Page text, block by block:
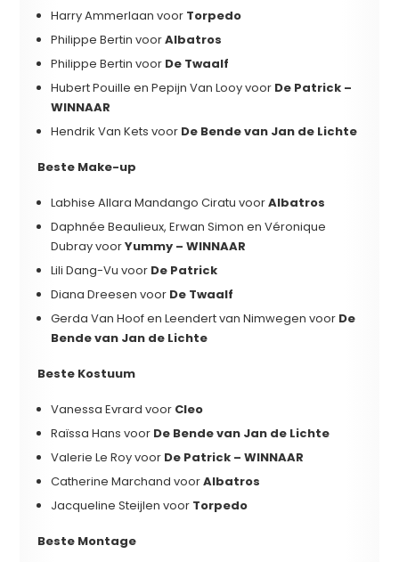
Harry Ammerlaan voor Torpedo
Philippe Bertin voorAlbatros
Philippe Bertin voor De Twaalf
Hubert Pouille en Pepijn Van Looy voor De Patrick –
WINNAAR
Hendrik Van Kets voor De Bende van Jan de Lichte
Beste Make-up
Labhise Allara Mandango Ciratu voorAlbatros
Daphnée Beaulieux, Erwan Simon en Véronique
Dubray voorYummy – WINNAAR
Lili Dang-Vu voor De Patrick
Diana Dreesen voor De Twaalf
Gerda Van Hoof en Leendert van Nimwegen voor De
Bende van Jan de Lichte
Beste Kostuum
Vanessa Evrard voor Cleo
Raïssa Hans voor De Bende van Jan de Lichte
Valerie Le Roy voor De Patrick – WINNAAR
Catherine Marchand voorAlbatros
Jacqueline Steijlen voor Torpedo
Beste Montage